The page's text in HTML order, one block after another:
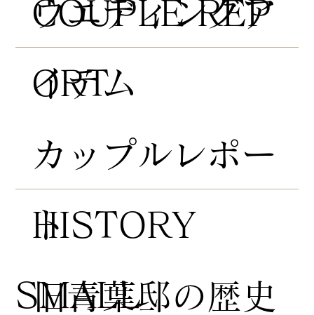
HISTORY
COUPLE REP
ORT
​旧青葉邸の歴史
​カップルレポー
ト
​ウエディングア
イテム
​SMALL